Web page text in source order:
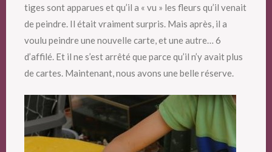
tiges sont apparues et qu’il a « vu » les fleurs qu’il venait
de peindre. Il était vraiment surpris. Mais après, il a
voulu peindre une nouvelle carte, et une autre… 6
d’affilé. Et il ne s’est arrêté que parce qu’il n’y avait plus
de cartes. Maintenant, nous avons une belle réserve.